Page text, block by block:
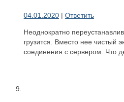
04.01.2020 | Ответить
Неоднократно
грузится. Вместо нее чистый
соединения с сервером. Что